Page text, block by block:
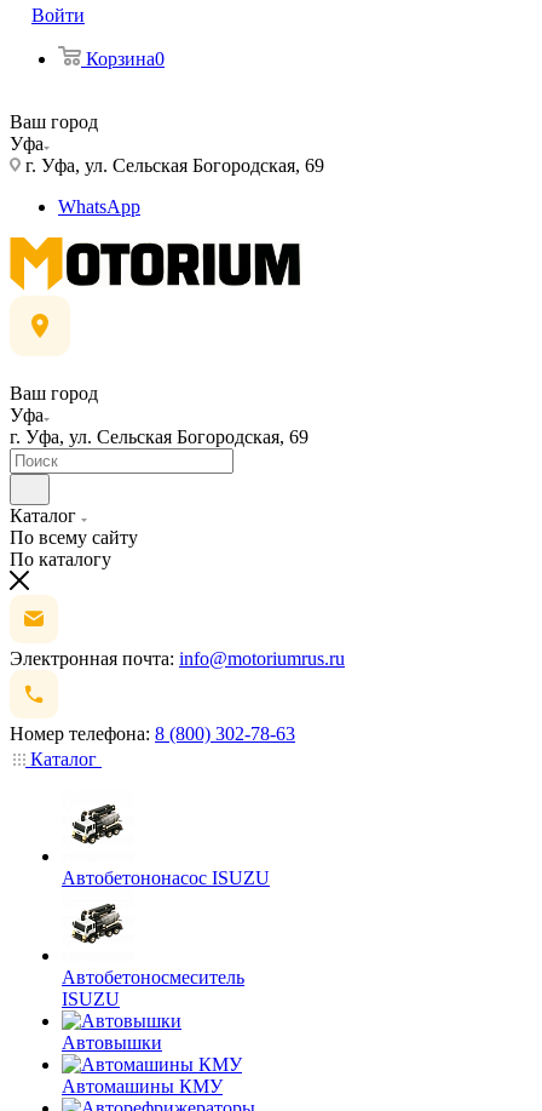
Войти
Корзина0
Ваш город
Уфа
г. Уфа, ул. Сельская Богородская, 69
WhatsApp
Ваш город
Уфа
г. Уфа, ул. Сельская Богородская, 69
Каталог
По всему сайту
По каталогу
Электронная почта: info@motoriumrus.ru
Номер телефона: 8 (800) 302-78-63
Каталог
Автобетононасос ISUZU
Автобетоносмеситель
ISUZU
Автовышки
Автомашины КМУ